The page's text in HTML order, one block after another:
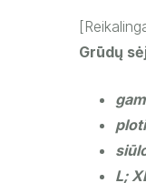
Grūdų
L;